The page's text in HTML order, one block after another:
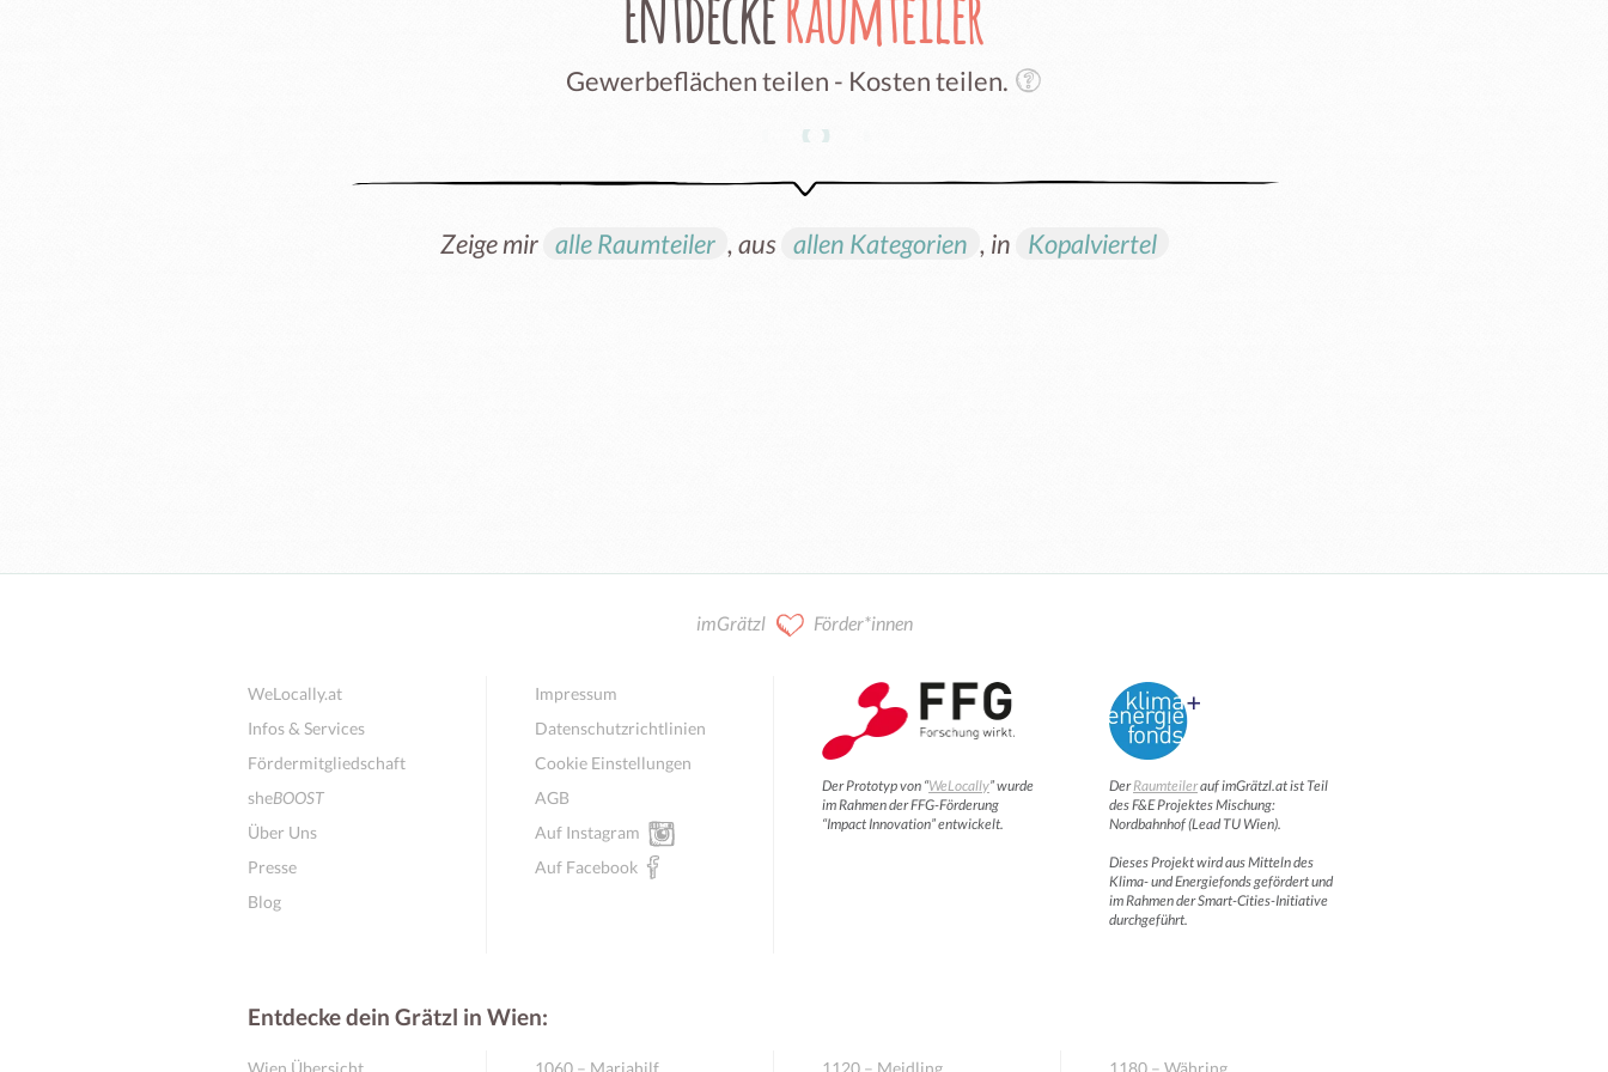
Gewerbeflächen teilen - Kosten teilen.
Zeige mir alle Raumteiler , aus allen Kategorien , in Kopalviertel
imGrätzl Förder*innen
WeLocally.at
Infos & Services
Fördermitgliedschaft
sheBOOST
Über Uns
Presse
Blog
Impressum
Datenschutzrichtlinien
Cookie Einstellungen
AGB
Auf Instagram
Auf Facebook
Der Prototyp von “WeLocally” wurde
im Rahmen der FFG-Förderung
“Impact Innovation” entwickelt.
DerRaumteilerauf imGrätzl.at ist Teil
des F&E Projektes Mischung:
Nordbahnhof (Lead TU Wien).
Dieses Projekt wird aus Mitteln des
Klima- und Energiefonds gefördert und
im Rahmen der Smart-Cities-Initiative
durchgeführt.
Entdecke dein Grätzl in Wien:
Wien Übersicht 1060 – Mariahilf 1120 – Meidling 1180 – Währing